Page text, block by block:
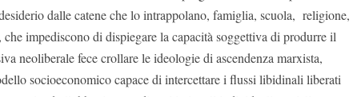
dalle catene che lo intrappolano, famiglia, scuola, religione,
impediscono di dispiegare la capacità soggettiva di produrre il
neoliberale fece crollare le ideologie di ascendenza marxista,
socioeconomico capace di intercettare i flussi libidinali liberati